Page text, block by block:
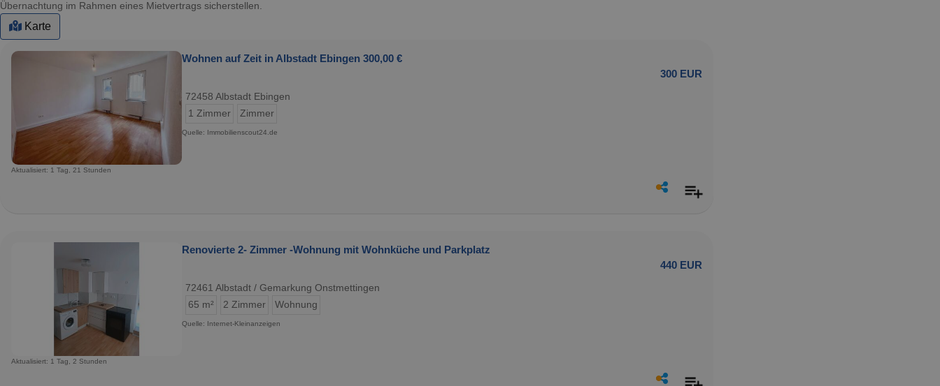
Übernachtung im Rahmen eines Mietvertrags sicherstellen.
Karte
Wohnen auf Zeit in Albstadt Ebingen 300,00 €
300 EUR
72458 Albstadt Ebingen
1 Zimmer
Zimmer
Quelle: Immobilienscout24.de
Aktualisiert: 1 Tag, 21 Stunden
Renovierte 2- Zimmer -Wohnung mit Wohnküche und Parkplatz
440 EUR
72461 Albstadt / Gemarkung Onstmettingen
65 m²
2 Zimmer Wohnung
Quelle: Internet-Kleinanzeigen
Aktualisiert: 1 Tag, 2 Stunden